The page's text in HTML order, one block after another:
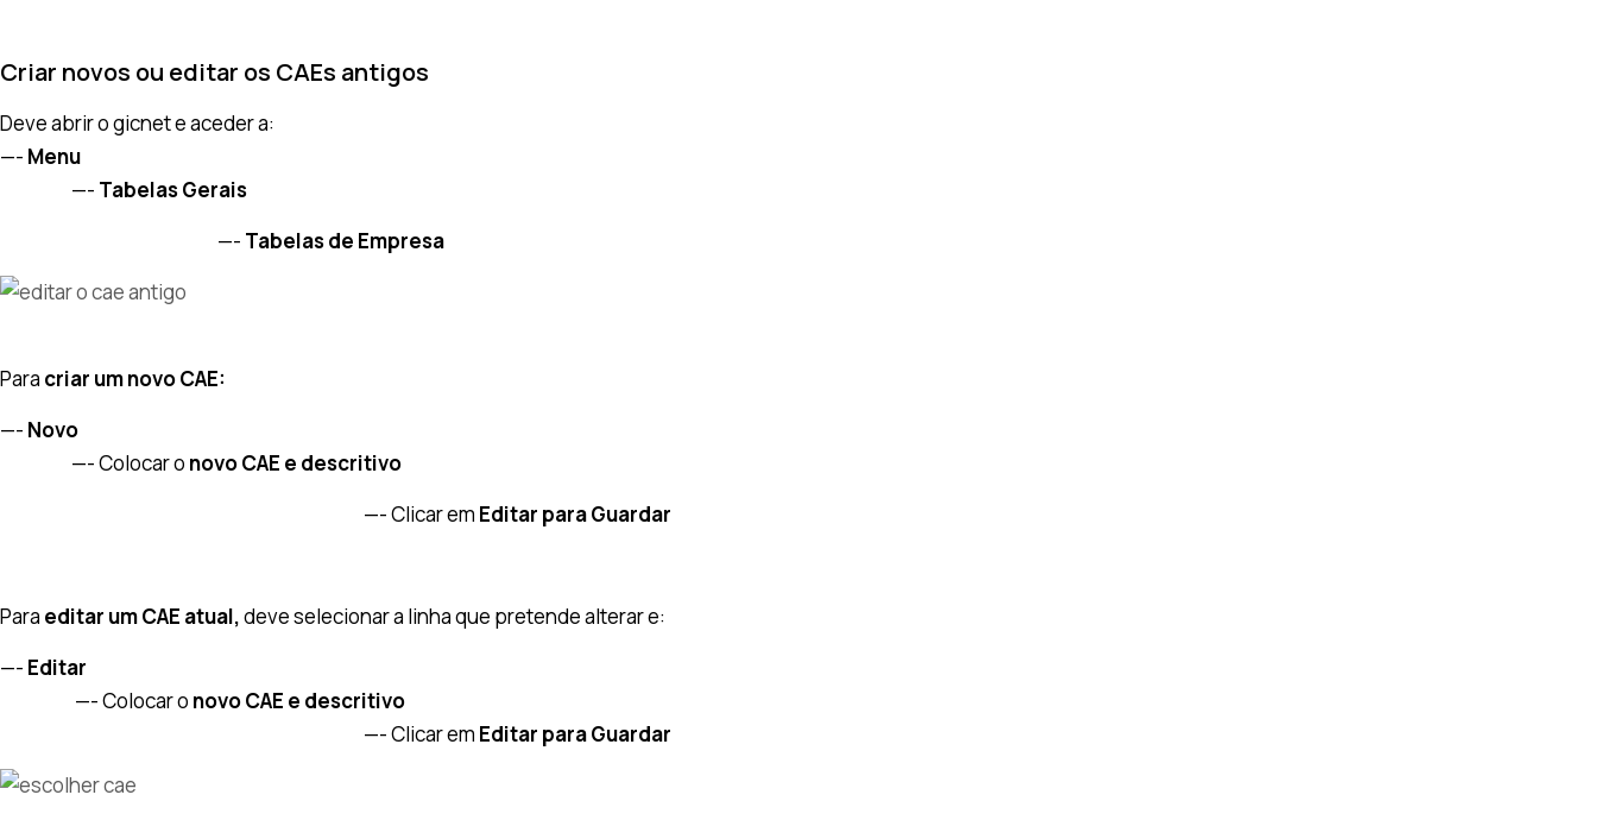
Criar novos ou editar os CAEs antigos
Deve abrir o gicnet e aceder a:
—- Menu
—- Tabelas Gerais
—- Tabelas de Empresa
Para criar um novo CAE:
—- Novo
—- Colocar o novo CAE e descritivo
—- Clicar em Editar para Guardar
Para editar um CAE atual,deve selecionar a linha que pretende alterar e:
—- Editar
—- Colocar o novo CAE e descritivo
—- Clicar em Editar para Guardar